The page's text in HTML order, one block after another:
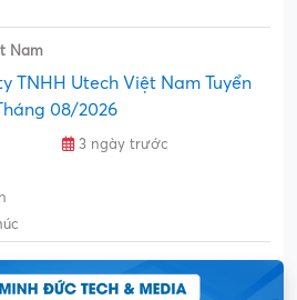
Nam
TNHH Utech Việt Nam Tuyển
08/2026
3 ngày trước